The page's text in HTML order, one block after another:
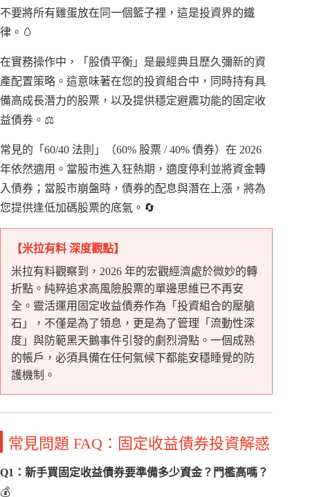
不要將所有雞蛋放在同一個籃子裡，這是投資界的鐵
律。🥚
在實務操作中，「股債平衡」是最經典且歷久彌新的資
產配置策略。這意味著在您的投資組合中，同時持有具
備高成長潛力的股票，以及提供穩定避震功能的固定收
益債券。⚖️
常見的「60/40 法則」（60% 股票 / 40% 債券）在 2026
年依然適用。當股市進入狂熱期，適度停利並將資金轉
入債券；當股市崩盤時，債券的配息與潛在上漲，將為
您提供逢低加碼股票的底氣。🔄
【米拉有料 深度觀點】
米拉有料觀察到，2026 年的宏觀經濟處於微妙的轉
折點。純粹追求高風險股票的單邊思維已不再安
全。靈活運用固定收益債券作為「投資組合的壓艙
石」，不僅是為了領息，更是為了管理「流動性深
度」與防範黑天鵝事件引發的劇烈滑點。一個成熟
的帳戶，必須具備在任何氣候下都能安穩睡覺的防
護機制。
常見問題 FAQ：固定收益債券投資解惑
Q1：新手買固定收益債券要準備多少資金？門檻高嗎？
💰